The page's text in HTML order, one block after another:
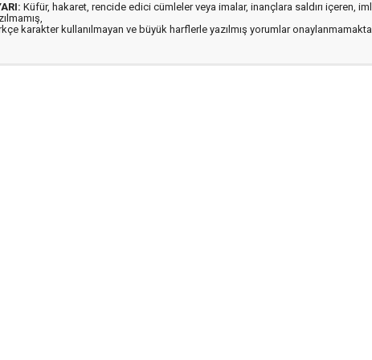
Küfür, hakaret, rencide edici cümleler veya imalar, inançlara saldırı içeren,
karakter kullanılmayan ve büyük harflerle yazılmış yorumlar